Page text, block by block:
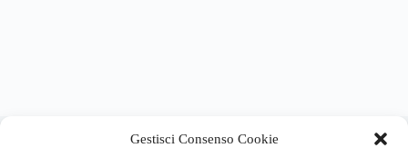
Gestisci Consenso Cookie